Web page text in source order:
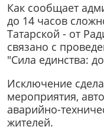
Как сообщает
до 14 часов
Татарской - от
связано с
"Сила единства:
Исключение
мероприятия,
аварийно-
жителей.